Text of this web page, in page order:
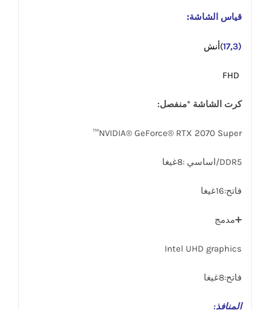
قياس الشاشة:
(17,3 )أنش
كرت الشاشة *منفصل:
NVIDIA® GeForce® RTX 2070 Super™
DDR5/اساسي :8غيغا
فاتح:16غيغا
➕مدمج
Intel UHD graphics
فاتح:8غيغا
المنافذ: